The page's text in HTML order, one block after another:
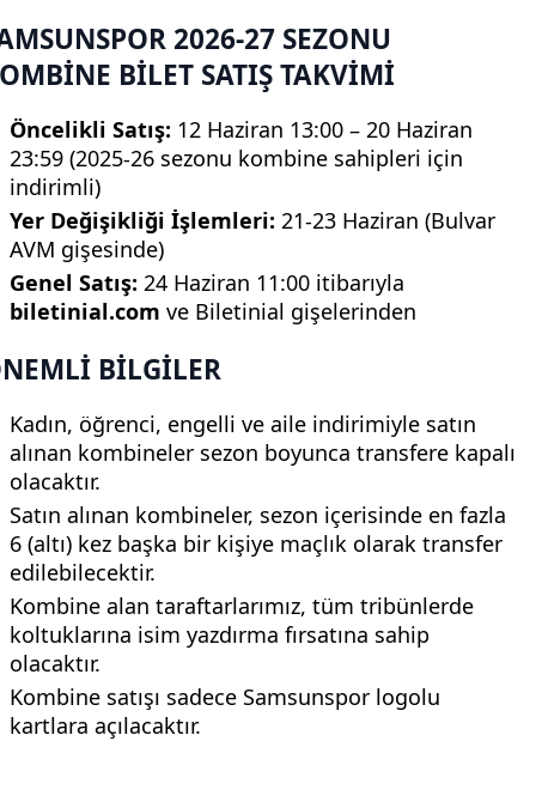
2026-27 SEZONU
BİLET SATIŞ TAKVİMİ
Öncelikli Satış: 12 Haziran 13:00 – 20 Haziran
23:59 (2025-26 sezonu kombine sahipleri için
indirimli)
Yer Değişikliği İşlemleri: 21-23 Haziran (Bulvar
AVM gişesinde)
Genel Satış: 24 Haziran 11:00 itibarıyla
biletinial.com ve Biletinial gişelerinden
BİLGİLER
Kadın, öğrenci, engelli ve aile indirimiyle satın
alınan kombineler sezon boyunca transfere kapalı
olacaktır.
Satın alınan kombineler, sezon içerisinde en fazla
6 (altı) kez başka bir kişiye maçlık olarak transfer
edilebilecektir.
Kombine alan taraftarlarımız, tüm tribünlerde
koltuklarına isim yazdırma fırsatına sahip
olacaktır.
Kombine satışı sadece Samsunspor logolu
kartlara açılacaktır.